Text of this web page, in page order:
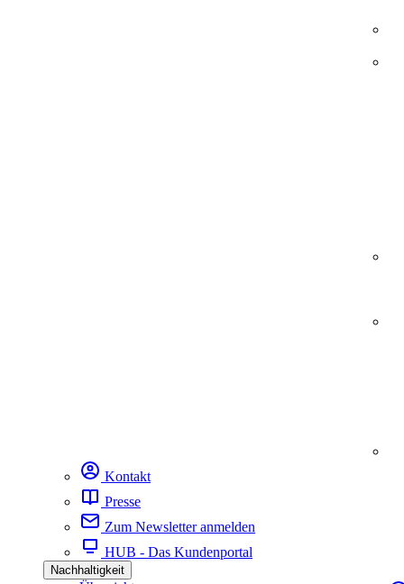
Kontakt
Presse
Zum Newsletter anmelden
HUB - Das Kundenportal
Nachhaltigkeit